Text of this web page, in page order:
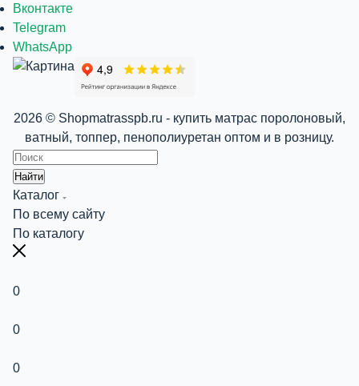
Вконтакте
Telegram
WhatsApp
2026 © Shopmatrasspb.ru - купить матрас поролоновый,
ватный, топпер, пенополиуретан оптом и в розницу.
Найти
Каталог
По всему сайту
По каталогу
0
0
0